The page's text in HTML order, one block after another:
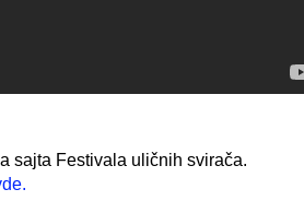
sajta Festivala uličnih svirača.